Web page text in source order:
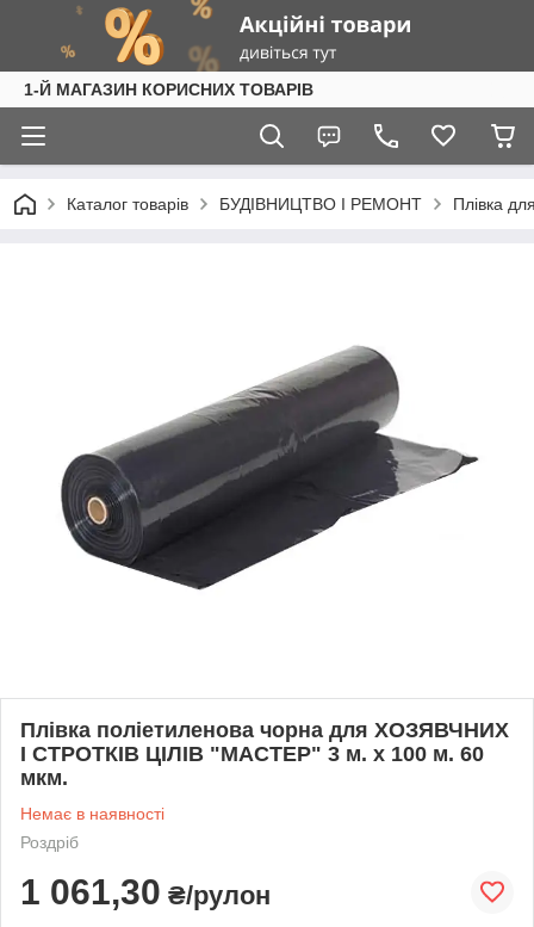
1-Й МАГАЗИН КОРИСНИХ ТОВАРІВ
Каталог товарів БУДІВНИЦТВО І РЕМОНТ Плівка
Плівка поліетиленова чорна для ХОЗЯВЧНИХ
І СТРОТКІВ ЦІЛІВ "МАСТЕР" 3 м. х 100 м. 60
мкм.
Немає в наявності
Роздріб
1 061,30 ₴/рулон